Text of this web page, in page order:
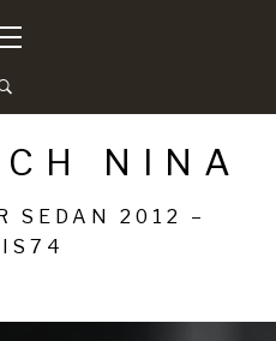
meny
NINA
SEDAN 2012 –